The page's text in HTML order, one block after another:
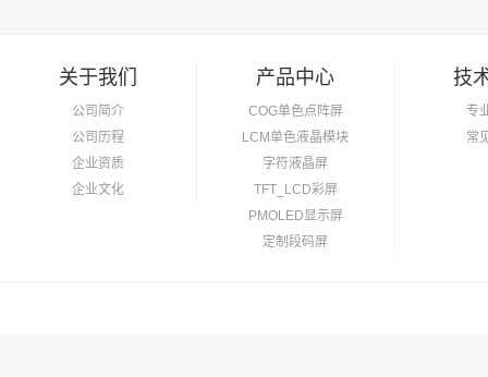
关于我们
公司简介
公司历程
企业资质
企业文化
产品中心
COG单色点阵屏
LCM单色液晶模块
字符液晶屏
TFT_LCD彩屏
PMOLED显示屏
定制段码屏
技
专
常